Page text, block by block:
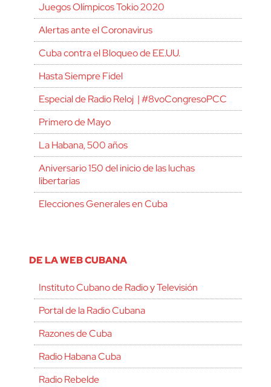
Juegos Olímpicos Tokio 2020
Alertas ante el Coronavirus
Cuba contra el Bloqueo de EE.UU.
Hasta Siempre Fidel
Especial de Radio Reloj | #8voCongresoPCC
Primero de Mayo
La Habana, 500 años
Aniversario 150 del inicio de las luchas
libertarias
Elecciones Generales en Cuba
DE LA WEB CUBANA
Instituto Cubano de Radio y Televisión
Portal de la Radio Cubana
Razones de Cuba
Radio Habana Cuba
Radio Rebelde